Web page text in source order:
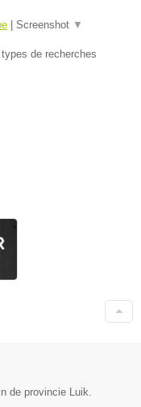
| Screenshot ▼
de recherches
de provincie Luik.